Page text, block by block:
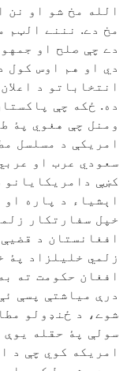
الله مخ شو او نن
مخ دے. نننے الټم
دے چې صلح او
دي او هم اوس کول
انتخاباتو د
ده. ځکه چې
ومنل چې هغوي پۀ
امريکې د مسلسل
سعودي عرب او
کښې
اېشياء د پاره
خپل سفارتکار
افغانستان د
زلمي خليلزاد پۀ
افغان حکومت ته
درې مياشتې پسې
شوے، د ځنډولو
سولې پۀ حقله يوې
امريکه کوي چې د